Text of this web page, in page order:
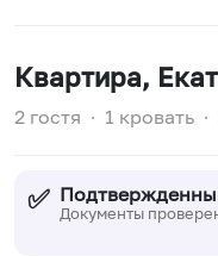
Квартира,
2 гостя ∙ 1 кровать ∙
✅ Документы